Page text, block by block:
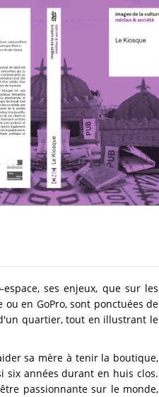
ses enjeux, que sur les
en GoPro, sont ponctuées de
quartier, tout en illustrant le
sa mère à tenir la boutique,
six années durant en huis clos.
passionnante sur le monde,